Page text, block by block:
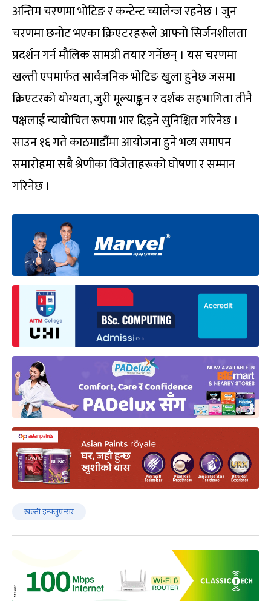
अन्तिम चरणमा भोटिङ र कन्टेन्ट च्यालेन्ज रहनेछ । जुन
चरणमा छनोट भएका क्रिएटरहरूले आफ्नो सिर्जनशीलता
प्रदर्शन गर्न मौलिक सामग्री तयार गर्नेछन् । यस चरणमा
खल्ती एपमार्फत सार्वजनिक भोटिङ खुला हुनेछ जसमा
क्रिएटरको योग्यता, जुरी मूल्याङ्कन र दर्शक सहभागिता तीनै
पक्षलाई न्यायोचित रूपमा भार दिइने सुनिश्चित गरिनेछ ।
साउन १६ गते काठमाडौंमा आयोजना हुने भव्य समापन
समारोहमा सबै श्रेणीका विजेताहरूको घोषणा र सम्मान
गरिनेछ ।
खल्ती इन्फ्लुएन्सर